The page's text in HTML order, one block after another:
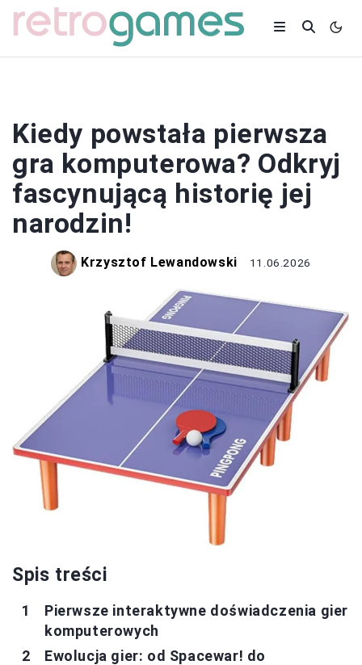
Kiedy powstała pierwsza
gra komputerowa? Odkryj
fascynującą historię jej
narodzin!
Krzysztof Lewandowski 11.06.2026
Spis treści
Pierwsze interaktywne doświadczenia gier
komputerowych
Ewolucja gier: od Spacewar! do